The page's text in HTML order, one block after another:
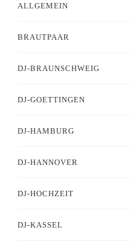
ALLGEMEIN
BRAUTPAAR
DJ-BRAUNSCHWEIG
DJ-GOETTINGEN
DJ-HAMBURG
DJ-HANNOVER
DJ-HOCHZEIT
DJ-KASSEL